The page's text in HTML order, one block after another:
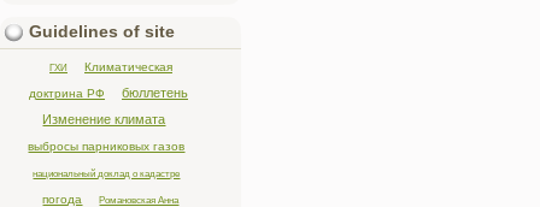
Guidelines of site
ГХИ
Климатическая
доктрина РФ
бюллетень
Изменение климата
выбросы парниковых газов
национальный доклад о кадастре
погода Романовская Анна